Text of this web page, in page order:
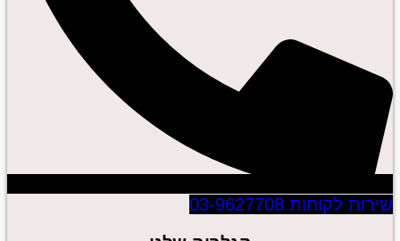
שירות לקוחות 03-9627708